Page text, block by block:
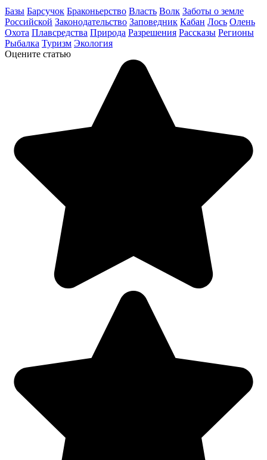
Базы Барсучок Браконьерство Власть Волк Заботы о земле
Российской Законодательство Заповедник Кабан Лось Олень
Охота Плавсредства Природа Разрешения Рассказы Регионы
Рыбалка Туризм Экология
Оцените статью